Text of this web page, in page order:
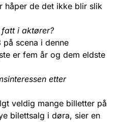
håper de det ikke blir slik
i aktører?
scena i denne
er fem år og dem eldste
etter
veldig mange billetter på
bilettsalg i døra, sier en